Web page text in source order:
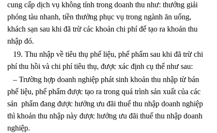
cung cấp dịch vụ không tính trong doanh thu như: thưởng giải
phóng tàu nhanh, tiền thưởng phục vụ trong ngành ăn uống,
khách sạn sau khi đã trừ các khoản chi phí để tạo ra khoản thu
nhập đó.
19. Thu nhập về tiêu thụ phế liệu, phế phẩm sau khi đã trừ chi
phí thu hồi và chi phí tiêu thụ, được xác định cụ thể như sau:
– Trường hợp doanh nghiệp phát sinh khoản thu nhập từ bán
phế liệu, phế phẩm được tạo ra trong quá trình sản xuất của các
sản phẩm đang được hưởng ưu đãi thuế thu nhập doanh nghiệp
thì khoản thu nhập này được hưởng ưu đãi thuế thu nhập doanh
nghiệp.